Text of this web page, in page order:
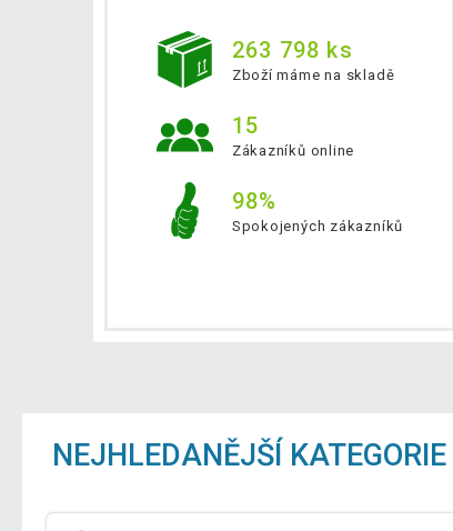
263 798 ks
Zboží máme na skladě
15
Zákazníků online
98%
Spokojených zákazníků
NEJHLEDANĚJŠÍ KATEGORIE